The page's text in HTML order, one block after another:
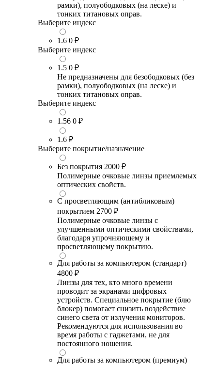
рамки), полуободковых (на леске) и
тонких титановых оправ.
Выберите индекс
1.6 0 ₽
Выберите индекс
1.5 0 ₽
Не предназначены для безободковых (без
рамки), полуободковых (на леске) и
тонких титановых оправ.
Выберите индекс
1.56 0 ₽
1.6 ₽
Выберите покрытие/назначение
Без покрытия 2000 ₽
Полимерные очковые линзы приемлемых
оптических свойств.
С просветляющим (антибликовым)
покрытием 2700 ₽
Полимерные очковые линзы с
улучшенными оптическими свойствами,
благодаря упрочняющему и
просветляющему покрытию.
Для работы за компьютером (стандарт)
4800 ₽
Линзы для тех, кто много времени
проводит за экранами цифровых
устройств. Специальное покрытие (блю
блокер) помогает снизить воздействие
синего света от излучения мониторов.
Рекомендуются для использования во
время работы с гаджетами, не для
постоянного ношения.
Для работы за компьютером (премиум)